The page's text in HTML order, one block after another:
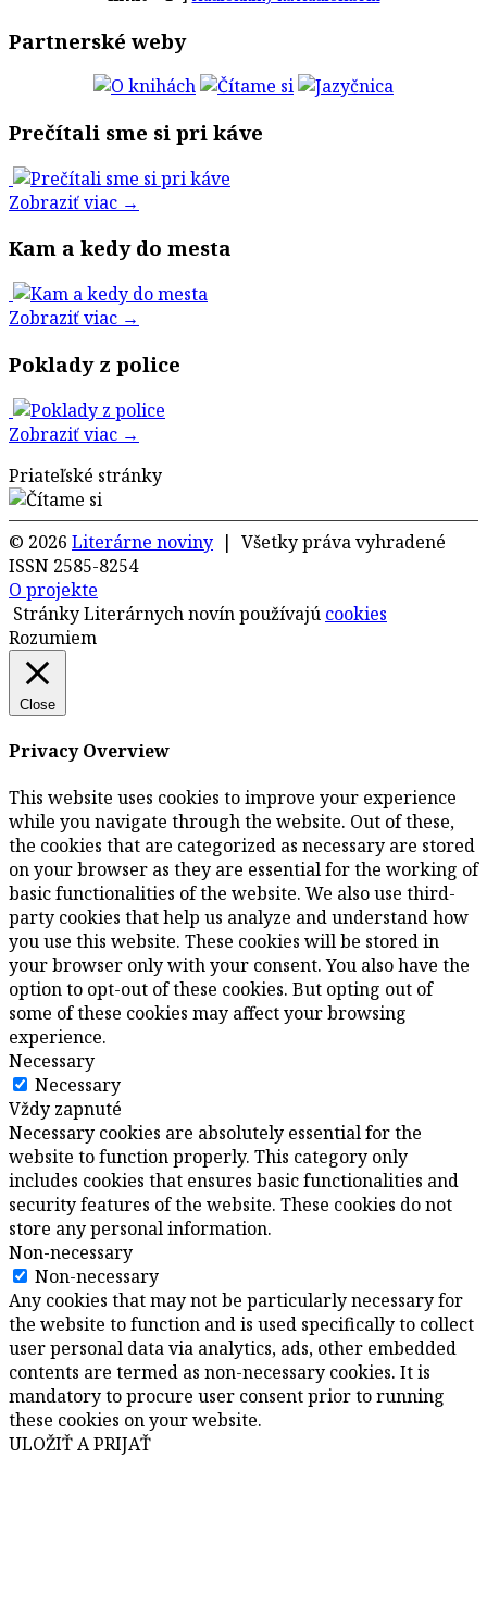
Partnerské weby
Prečítali sme si pri káve
Zobraziť viac →
Kam a kedy do mesta
Zobraziť viac →
Poklady z police
Zobraziť viac →
Priateľské stránky
© 2026 Literárne noviny | Všetky práva vyhradené
ISSN 2585-8254
O projekte
Stránky Literárnych novín používajú cookies
Rozumiem
Close
Privacy Overview
This website uses cookies to improve your experience
while you navigate through the website. Out of these,
the cookies that are categorized as necessary are stored
on your browser as they are essential for the working of
basic functionalities of the website. We also use third-
party cookies that help us analyze and understand how
you use this website. These cookies will be stored in
your browser only with your consent. You also have the
option to opt-out of these cookies. But opting out of
some of these cookies may affect your browsing
experience.
Necessary
Necessary
Vždy zapnuté
Necessary cookies are absolutely essential for the
website to function properly. This category only
includes cookies that ensures basic functionalities and
security features of the website. These cookies do not
store any personal information.
Non-necessary
Non-necessary
Any cookies that may not be particularly necessary for
the website to function and is used specifically to collect
user personal data via analytics, ads, other embedded
contents are termed as non-necessary cookies. It is
mandatory to procure user consent prior to running
these cookies on your website.
ULOŽIŤ A PRIJAŤ